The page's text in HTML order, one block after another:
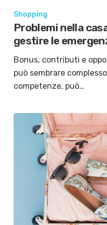
Shopping
Problemi nella
gestire le
Bonus, contributi e
può sembrare
competenze, può…